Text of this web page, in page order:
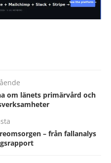
om länets primärvård och
– från fallanalys